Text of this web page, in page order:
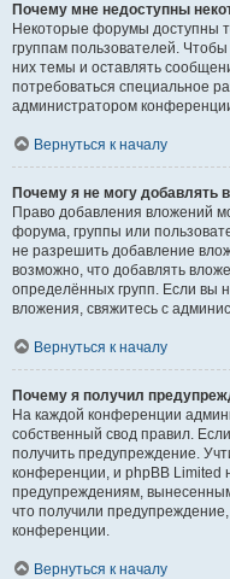
Почему мне недоступны
Некоторые форумы доступны
группам пользователей.
них темы и оставлять
потребоваться специальное
администратором
Вернуться к началу
Почему я не могу добавлять
Право добавления вложений
форума, группы или
не разрешить добавление
возможно, что добавлять
определённых групп. Если вы
вложения, свяжитесь с
Вернуться к началу
Почему я получил
На каждой конференции
собственный свод правил.
получить предупреждение.
конференции, и phpBB Limited
предупреждениям,
что получили
конференции.
Вернуться к началу